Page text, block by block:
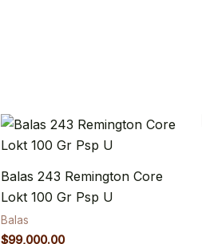
Balas 243 Remington Core
Lokt 100 Gr Psp U
Balas
$99,000.00